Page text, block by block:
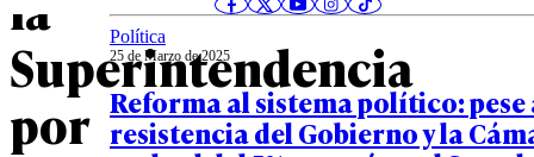
Superintendencia
por
Política
25 de Marzo de 2025
Reforma al sistema político: pese
resistencia del Gobierno y la